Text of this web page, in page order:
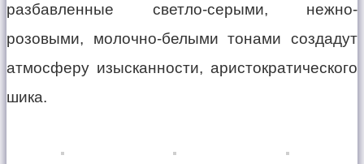
разбавленные светло-серыми, нежно-
розовыми, молочно-белыми тонами создадут
атмосферу изысканности, аристократического
шика.